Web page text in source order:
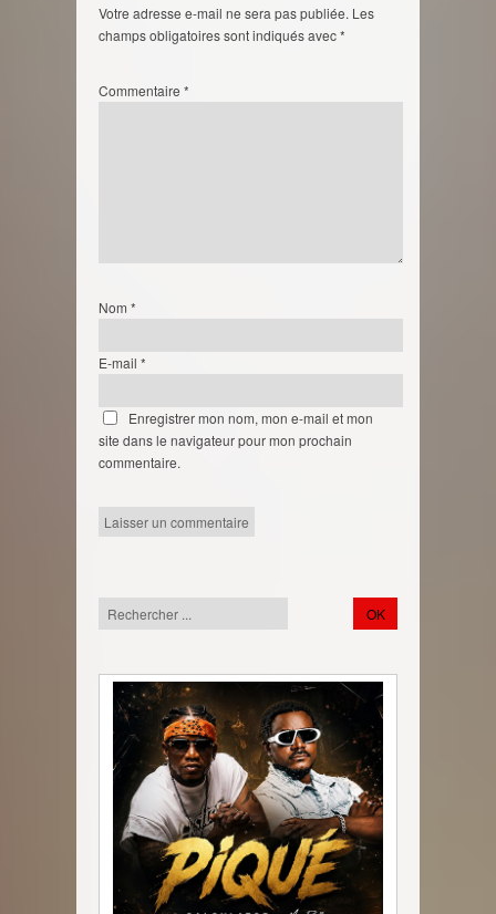
Votre adresse e-mail ne sera pas publiée. Les
champs obligatoires sont indiqués avec*
Commentaire *
Nom *
E-mail *
Enregistrer mon nom, mon e-mail et mon
site dans le navigateur pour mon prochain
commentaire.